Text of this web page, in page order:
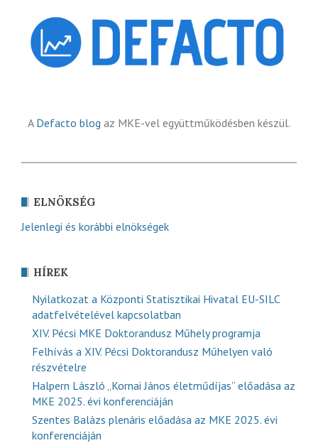
A Defacto blog az MKE-vel együttműködésben készül.
ELNÖKSÉG
Jelenlegi és korábbi elnökségek
HÍREK
Nyilatkozat a Központi Statisztikai Hivatal EU-SILC
adatfelvételével kapcsolatban
XIV. Pécsi MKE Doktorandusz Műhely programja
Felhívás a XIV. Pécsi Doktorandusz Műhelyen való
részvételre
Halpern László „Kornai János életműdíjas” előadása az
MKE 2025. évi konferenciáján
Szentes Balázs plenáris előadása az MKE 2025. évi
konferenciáján